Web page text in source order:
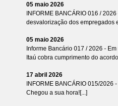
05 maio 2026
INFORME BANCÁRIO 016 /
desvalorização dos empregados
05 maio 2026
Informe Bancário 017 / 2026 -
Itaú cobra cumprimento do
17 abril 2026
INFORME BANCÁRIO 015/2026
Chegou a sua hora![...]